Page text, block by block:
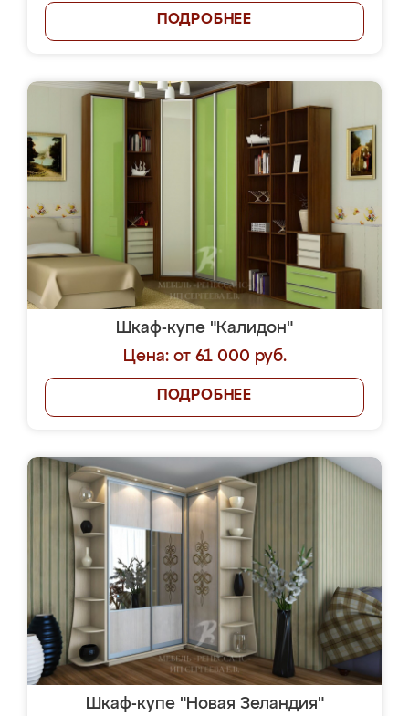
ПОДРОБНЕЕ
Шкаф-купе "Калидон"
Цена: от 61 000 руб.
ПОДРОБНЕЕ
Шкаф-купе "Новая Зеландия"